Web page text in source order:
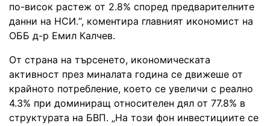
по-висок растеж от 2.8% според предварителните
данни на НСИ.“, коментира главният икономист на
ОББ д-р Емил Калчев.
От страна на търсенето, икономическата
активност през миналата година се движеше от
крайното потребление, което се увеличи с реално
4.3% при доминиращ относителен дял от 77.8% в
структурата на БВП. „На този фон инвестициите се